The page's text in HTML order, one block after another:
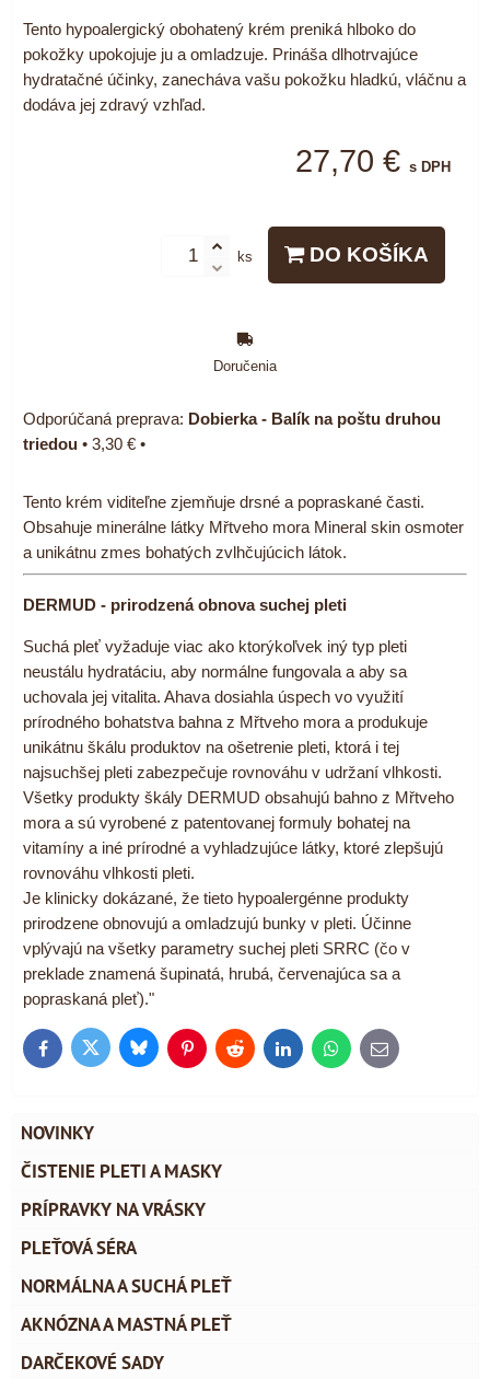
Tento hypoalergický obohatený krém preniká hlboko do
pokožky upokojuje ju a omladzuje. Prináša dlhotrvajúce
hydratačné účinky, zanecháva vašu pokožku hladkú, vláčnu a
dodáva jej zdravý vzhľad.
27,70 € s DPH
ks DO KOŠÍKA
Doručenia
Dobierka - Balík na poštu druhou
triedou • 3,30 € •
Tento krém viditeľne zjemňuje drsné a popraskané časti.
Obsahuje minerálne látky Mřtveho mora Mineral skin osmoter
a unikátnu zmes bohatých zvlhčujúcich látok.
DERMUD - prirodzená obnova suchej pleti
Suchá pleť vyžaduje viac ako ktorýkoľvek iný typ pleti
neustálu hydratáciu, aby normálne fungovala a aby sa
uchovala jej vitalita. Ahava dosiahla úspech vo využití
prírodného bohatstva bahna z Mřtveho mora a produkuje
unikátnu škálu produktov na ošetrenie pleti, ktorá i tej
najsuchšej pleti zabezpečuje rovnováhu v udržaní vlhkosti.
Všetky produkty škály DERMUD obsahujú bahno z Mřtveho
mora a sú vyrobené z patentovanej formuly bohatej na
vitamíny a iné prírodné a vyhladzujúce látky, ktoré zlepšujú
rovnováhu vlhkosti pleti.
Je klinicky dokázané, že tieto hypoalergénne produkty
prirodzene obnovujú a omladzujú bunky v pleti. Účinne
vplývajú na všetky parametry suchej pleti SRRC (čo v
preklade znamená šupinatá, hrubá, červenajúca sa a
popraskaná pleť)."
FacebookTwitter BlueskyPinterestReddit LinkedInWhatsApp
E-
mail
NOVINKY
ČISTENIE PLETI A MASKY
PRÍPRAVKY NA VRÁSKY
PLEŤOVÁ SÉRA
NORMÁLNA A SUCHÁ PLEŤ
AKNÓZNA A MASTNÁ PLEŤ
DARČEKOVÉ SADY